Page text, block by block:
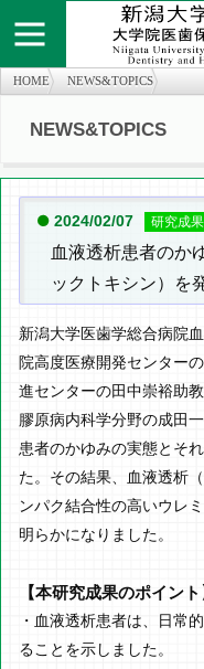
個人情報保護方
HOME NEWS&TOPICS
NEWS&TOPICS
2024/02/07 研究成果
血液透析患者のか
ックトキシン）を
新潟大学医歯学総合病院
院高度医療開発センター
進センターの田中崇裕助
膠原病内科学分野の成田
患者のかゆみの実態とそ
た。その結果、血液透析
ンパク結合性の高いウレ
明らかになりました。
【本研究成果のポイント
・血液透析患者は、日常
ることを示しました。